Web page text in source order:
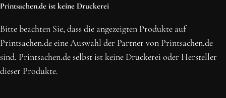
Printsachen.de ist keine Druckerei
Bitte beachten Sie, dass die angezeigten Produkte auf
Printsachen.de eine Auswahl der Partner von Printsachen.de
sind. Printsachen.de selbst ist keine Druckerei oder Hersteller
dieser Produkte.